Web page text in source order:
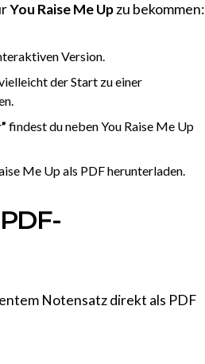
You Raise Me Upzu bekommen:
Version.
der Start zu einer
findest du neben You Raise Me Up
Me Up als PDF herunterladen.
Notensatz direkt als PDF